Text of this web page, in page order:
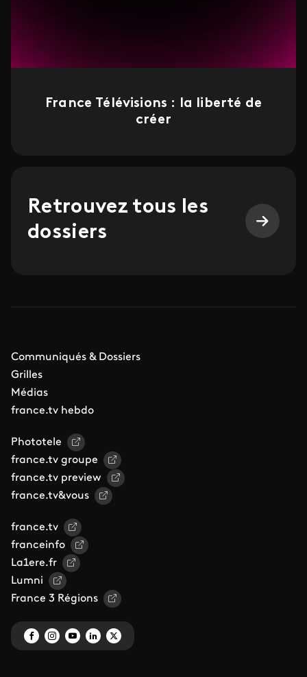
France Télévisions : la liberté de
créer
Retrouvez tous les
dossiers
Communiqués & Dossiers
Grilles
Médias
france.tv hebdo
Phototele
france.tv groupe
france.tv preview
france.tv&vous
france.tv
franceinfo
La1ere.fr
Lumni
France 3 Régions